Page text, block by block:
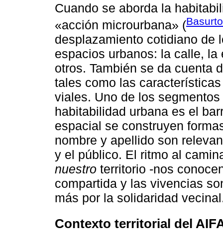
Cuando se aborda la
«acción microurbana» (
desplazamiento cotidiano de
espacios urbanos: la calle,
otros. También se da cuenta
tales como las
viales. Uno de los
habitabilidad urbana es el
espacial se construyen
nombre y apellido son
y el público. El ritmo al
nuestro territorio -nos
compartida y las vivencias
más por la solidaridad
Contexto territorial del